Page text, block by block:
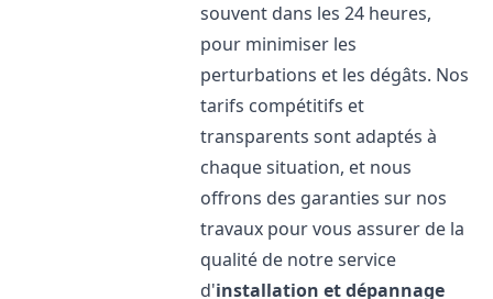
souvent dans les 24 heures,
pour minimiser les
perturbations et les dégâts. Nos
tarifs compétitifs et
transparents sont adaptés à
chaque situation, et nous
offrons des garanties sur nos
travaux pour vous assurer de la
qualité de notre service
d'installation et dépannage